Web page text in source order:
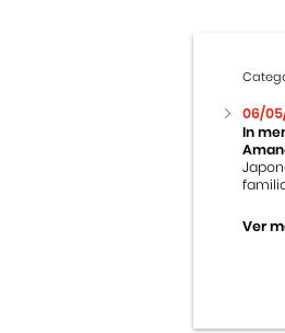
06/
In
Ver